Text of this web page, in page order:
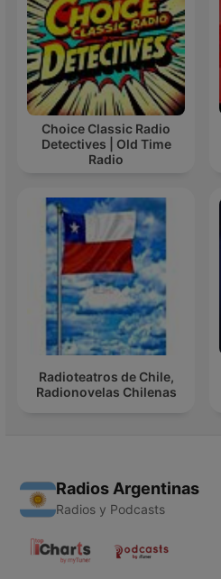
Choice Classic Radio
Detectives | Old Time
Radio
Radioteatros de Chile,
Radionovelas Chilenas
Radios Argentinas
Radios y Podcasts